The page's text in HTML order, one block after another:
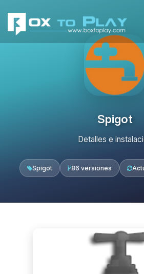
Spigot
Detalles e
Spigot 86 versiones